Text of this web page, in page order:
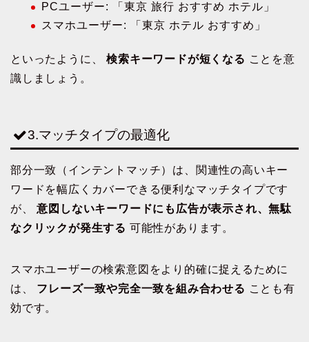
PCユーザー: 「東京 旅行 おすすめ ホテル」
スマホユーザー: 「東京 ホテル おすすめ」
といったように、検索キーワードが短くなる ことを意
識しましょう。
3.マッチタイプの最適化
部分一致（インテントマッチ）は、関連性の高いキー
ワードを幅広くカバーできる便利なマッチタイプです
が、意図しないキーワードにも広告が表示され、無駄
なクリックが発生する 可能性があります。
スマホユーザーの検索意図をより的確に捉えるために
は、 フレーズ一致や完全一致を組み合わせる ことも有
効です。